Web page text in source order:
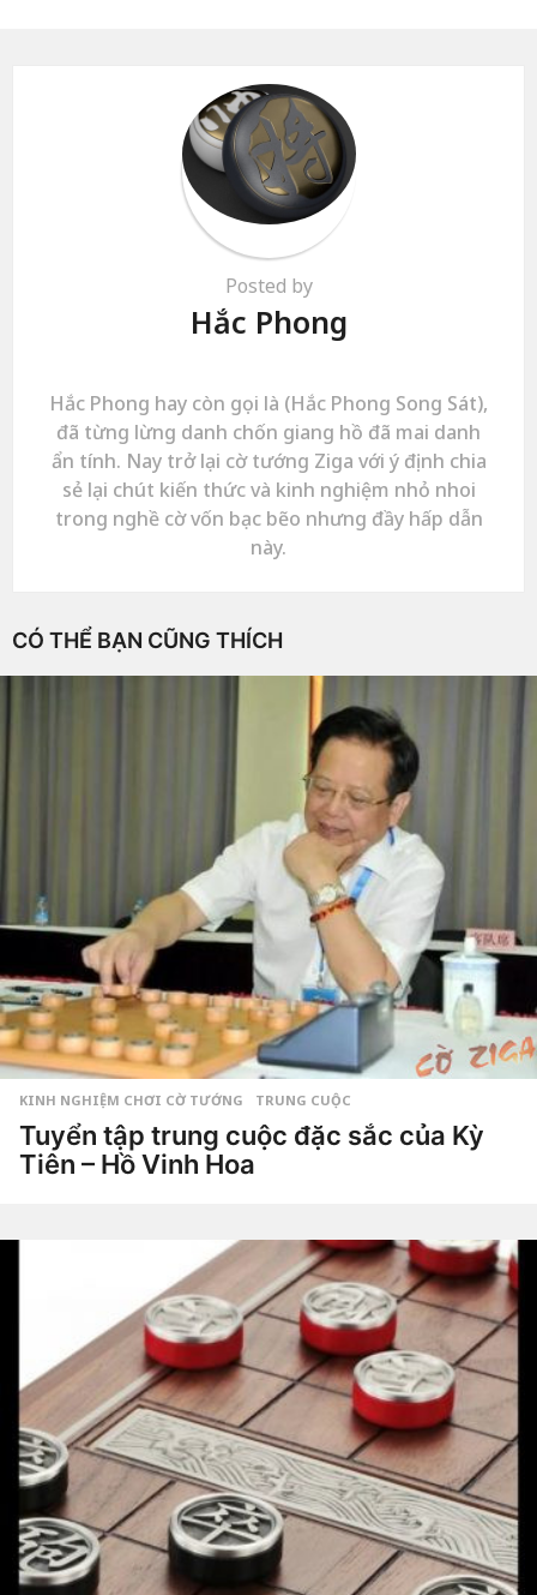
Posted by
Hắc Phong
Hắc Phong hay còn gọi là (Hắc Phong Song Sát),
đã từng lừng danh chốn giang hồ đã mai danh
ẩn tính. Nay trở lại cờ tướng Ziga với ý định chia
sẻ lại chút kiến thức và kinh nghiệm nhỏ nhoi
trong nghề cờ vốn bạc bẽo nhưng đầy hấp dẫn
này.
CÓ THỂ BẠN CŨNG THÍCH
KINH NGHIỆM CHƠI CỜ TƯỚNG ,TRUNG CUỘC
Tuyển tập trung cuộc đặc sắc của Kỳ
Tiên – Hồ Vinh Hoa
by
m
g
o